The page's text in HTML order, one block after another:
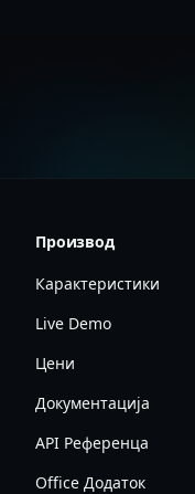
Производ
Карактеристики
Live Demo
Цени
Документација
API Референца
Office Додаток